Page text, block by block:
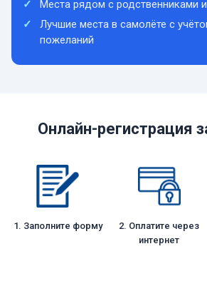
Места рядом с родственниками
Лучшие места в самолёте с
пожеланий
Онлайн-регистрация
1. Заполните форму
2. Оплатите через
интернет